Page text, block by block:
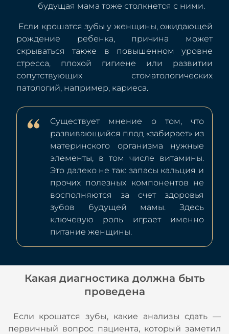
будущая мама тоже столкнется с ними.
Если крошатся зубы у женщины, ожидающей
рождение ребенка, причина может
скрываться также в повышенном уровне
стресса, плохой гигиене или развитии
сопутствующих стоматологических
патологий, например, кариеса.
Существует мнение о том, что
развивающийся плод «забирает» из
материнского организма нужные
элементы, в том числе витамины.
Это далеко не так: запасы кальция и
прочих полезных компонентов не
восполняются за счет здоровья
зубов будущей мамы. Здесь
ключевую роль играет именно
питание женщины.
Какая диагностика должна быть
проведена
Если крошатся зубы, какие анализы сдать —
первичный вопрос пациента, который заметил